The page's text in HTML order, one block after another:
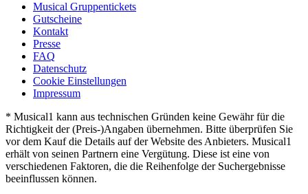
Musical Gruppentickets
Gutscheine
Kontakt
Presse
FAQ
Datenschutz
Cookie Einstellungen
Impressum
* Musical1 kann aus technischen Gründen keine Gewähr für die
Richtigkeit der (Preis-)Angaben übernehmen. Bitte überprüfen Sie
vor dem Kauf die Details auf der Website des Anbieters. Musical1
erhält von seinen Partnern eine Vergütung. Diese ist eine von
verschiedenen Faktoren, die die Reihenfolge der Suchergebnisse
beeinflussen können.